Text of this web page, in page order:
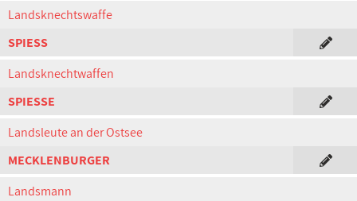
Landsknechtswaffe
SPIESS
Landsknechtwaffen
SPIESSE
Landsleute an der Ostsee
MECKLENBURGER
Landsmann